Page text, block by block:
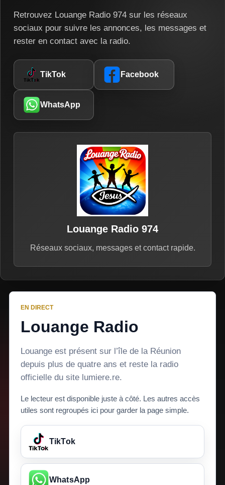
Retrouvez Louange Radio 974 sur les réseaux
sociaux pour suivre les annonces, les messages et
rester en contact avec la radio.
TikTok Facebook
WhatsApp
Louange Radio 974
Réseaux sociaux, messages et contact rapide.
EN DIRECT
Louange Radio
Louange est présent sur l’île de la Réunion
depuis plus de quatre ans et reste la radio
officielle du site lumiere.re.
Le lecteur est disponible juste à côté. Les autres accès
utiles sont regroupés ici pour garder la page simple.
TikTok
WhatsApp